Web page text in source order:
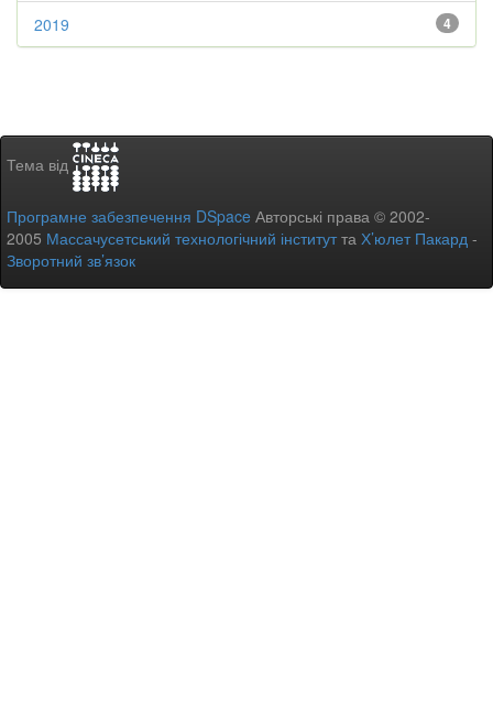
4
2019
Тема від
Програмне забезпечення DSpace Авторські права © 2002-
2005 Массачусетський технологічний інститутта Х’юлет Пакард -
Зворотний зв’язок